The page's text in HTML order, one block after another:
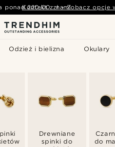
Odzież i bielizna Okulary
ponad 220,00 zł - Zobacz opcje
Kontakt z nami
Drewniane
spinki do
do